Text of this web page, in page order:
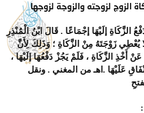
الزوج لزوجته والزوجة لزوجها
الزَّكَاةِ إلَيْهَا إجْمَاعًا . قَالَ ابْنُ الْمُنْذِرِ
يُعْطِي زَوْجَتَهُ مِنْ الزَّكَاةِ ؛ وَذَلِكَ لِأَنَّ
أَخْذِ الزَّكَاةِ ، فَلَمْ يَجُزْ دَفْعُهَا إلَيْهَا ،
عَلَيْهَا . اهـ من المغني . ونقل